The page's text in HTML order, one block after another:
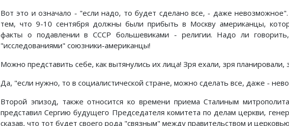
Вот это и означало - "если надо, то будет сделано все, - даже
тем, что 9-10 сентября должны были прибыть в Москву американцы,
факты о подавлении в СССР большевиками - религии. Надо ли
"исследованиями" союзники-американцы!
Можно представить себе, как вытянулись их лица! Зря ехали, зря планировали,
Да, "если нужно, то в социалистической стране, можно сделать все, даже -
Второй эпизод, также относится ко времени приема Сталиным
представил Сергию будущего Председателя комитета по делам церкви,
сказав, что тот будет своего рода "связным" между правительством и